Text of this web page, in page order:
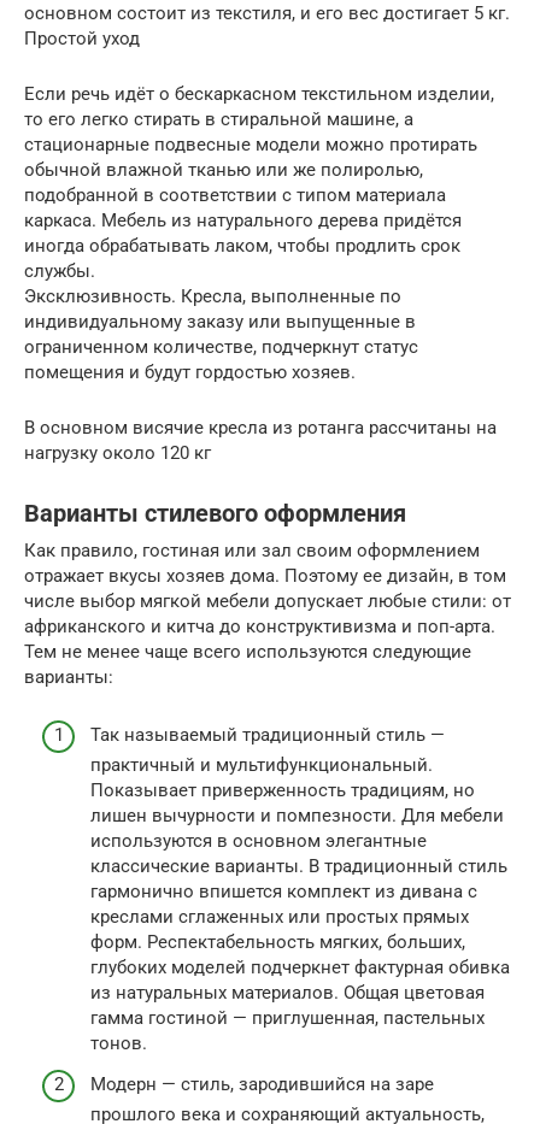
основном состоит из текстиля, и его вес достигает 5 кг.
Простой уход
Если речь идёт о бескаркасном текстильном изделии,
то его легко стирать в стиральной машине, а
стационарные подвесные модели можно протирать
обычной влажной тканью или же полиролью,
подобранной в соответствии с типом материала
каркаса. Мебель из натурального дерева придётся
иногда обрабатывать лаком, чтобы продлить срок
службы.
Эксклюзивность. Кресла, выполненные по
индивидуальному заказу или выпущенные в
ограниченном количестве, подчеркнут статус
помещения и будут гордостью хозяев.
В основном висячие кресла из ротанга рассчитаны на
нагрузку около 120 кг
Варианты стилевого оформления
Как правило, гостиная или зал своим оформлением
отражает вкусы хозяев дома. Поэтому ее дизайн, в том
числе выбор мягкой мебели допускает любые стили: от
африканского и китча до конструктивизма и поп-арта.
Тем не менее чаще всего используются следующие
варианты:
Так называемый традиционный стиль —
практичный и мультифункциональный.
Показывает приверженность традициям, но
лишен вычурности и помпезности. Для мебели
используются в основном элегантные
классические варианты. В традиционный стиль
гармонично впишется комплект из дивана с
креслами сглаженных или простых прямых
форм. Респектабельность мягких, больших,
глубоких моделей подчеркнет фактурная обивка
из натуральных материалов. Общая цветовая
гамма гостиной — приглушенная, пастельных
тонов.
Модерн — стиль, зародившийся на заре
прошлого века и сохраняющий актуальность,